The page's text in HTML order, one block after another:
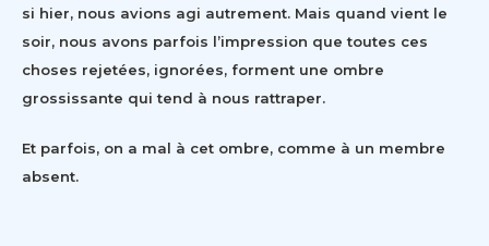
si hier, nous avions agi autrement. Mais quand vient le
soir, nous avons parfois l’impression que toutes ces
choses rejetées, ignorées, forment une ombre
grossissante qui tend à nous rattraper.
Et parfois, on a mal à cet ombre, comme à un membre
absent.